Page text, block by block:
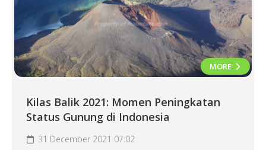
MORE
Kilas Balik 2021: Momen Peningkatan
Status Gunung di Indonesia
31 December 2021 07:02